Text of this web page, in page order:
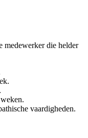
medewerker die helder
vaardigheden.